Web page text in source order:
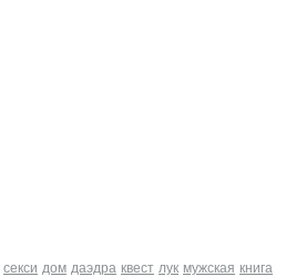
секси дом даэдра квест лук мужская книга